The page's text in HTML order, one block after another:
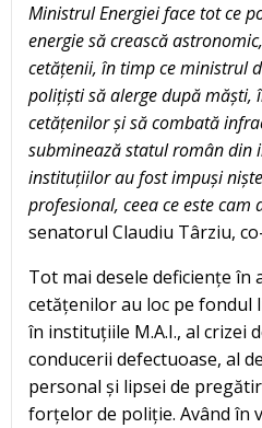
Ministrul Energiei face tot ce
energie să crească
cetățenii, în timp ce ministrul
polițiști să alerge după măști,
cetățenilor și să combată
subminează statul român din
instituțiilor au fost impuși
profesional, ceea ce este cam
senatorul Claudiu Târziu,
Tot mai desele deficiențe
cetățenilor au loc pe fondul
în instituțiile M.A.I., al crizei
conducerii defectuoase, al
personal și lipsei de
forțelor de poliție. Având în